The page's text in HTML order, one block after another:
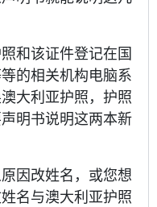
和该证件登记在国
的相关机构电脑系
大利亚护照，护照
明书说明这两本新
因改姓名，或您想
名与澳大利亚护照